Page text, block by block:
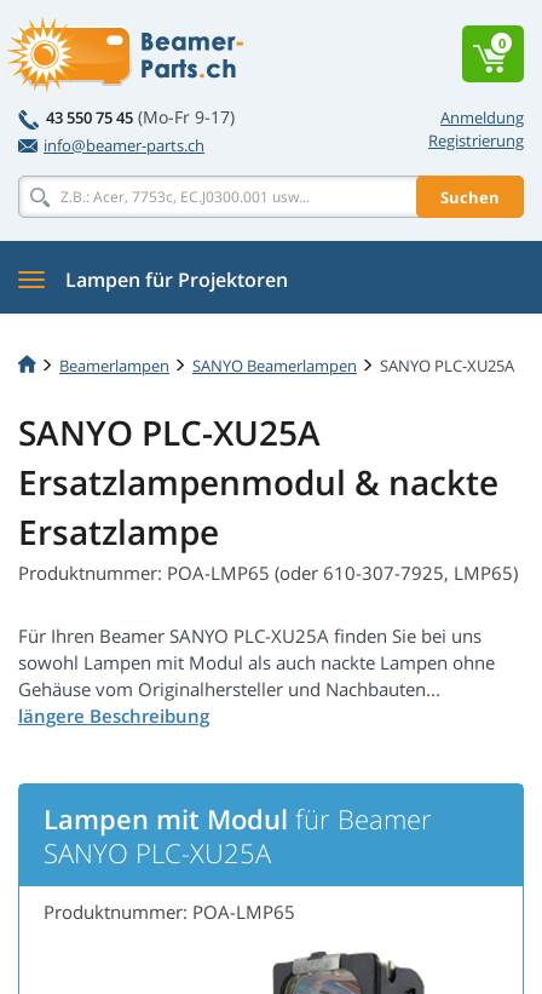
Anmeldung
Registrierung
43 550 75 45 (Mo-Fr 9-17)
info@beamer-parts.ch
Suchen
0
Lampen für Projektoren
Beamerlampen SANYO Beamerlampen SANYO PLC-XU25A
SANYO PLC-XU25A
Ersatzlampenmodul & nackte
Ersatzlampe
Produktnummer: POA-LMP65 (oder 610-307-7925, LMP65)
Für Ihren Beamer SANYO PLC-XU25A finden Sie bei uns
sowohl Lampen mit Modul als auch nackte Lampen ohne
Gehäuse vom Originalhersteller und Nachbauten...
Lampen mit Modul für Beamer
SANYO PLC-XU25A
Produktnummer: POA-LMP65